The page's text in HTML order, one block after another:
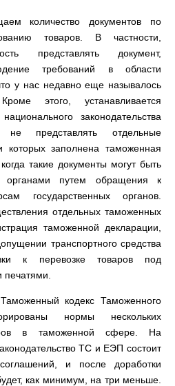
количество документов по
товаров. В частности,
представлять документ,
требований в области
у нас недавно еще называлось
этого, устанавливается
законодательства
не представлять отдельные
которых заполнена таможенная
такие документы могут быть
органами путем обращения к
государственных органов.
отдельных таможенных
таможенной декларации,
транспортного средства
к перевозке товаров под
кодекс Таможенного
нормы нескольких
в таможенной сфере. На
ТС и ЕЭП состоит
и после доработки
как минимум, на три меньше.